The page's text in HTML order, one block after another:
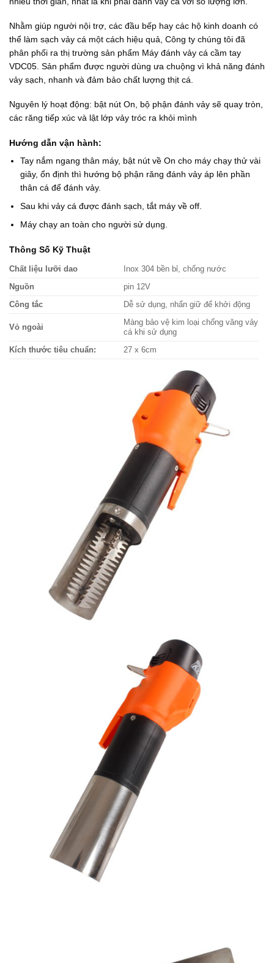
Nhằm giúp người nội trợ, các đầu bếp hay các hộ kinh doanh có
thể làm sạch vảy cá một cách hiệu quả, Công ty chúng tôi đã
phân phối ra thị trường sản phẩm Máy đánh vảy cá cầm tay
VDC05. Sản phẩm được người dùng ưa chuộng vì khả năng đánh
vảy sạch, nhanh và đảm bảo chất lượng thịt cá.
Nguyên lý hoạt động: bật nút On, bộ phận đánh vảy sẽ quay tròn,
các răng tiếp xúc và lật lớp vảy tróc ra khỏi mình
Hướng dẫn vận hành:
Tay nắm ngang thân máy, bật nút về On cho máy chạy thử vài
giây, ổn định thì hướng bộ phận răng đánh vảy áp lên phần
thân cá để đánh vảy.
Sau khi vảy cá được đánh sạch, tắt máy về off.
Máy chạy an toàn cho người sử dụng.
Thông Số Kỹ Thuật
Chất liệu lưỡi dao Inox 304 bền bỉ, chống nước
Nguồn pin 12V
Công tắc Dễ sử dụng, nhẩn giữ để khởi động
Vỏ ngoài
Màng bảo vệ kim loại chống văng vảy
cá khi sử dụng
Kích thước tiêu chuẩn: 27 x 6cm